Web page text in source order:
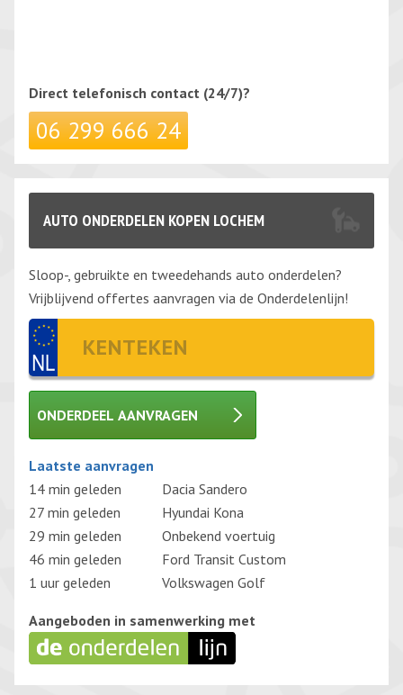
Direct telefonisch contact (24/7)?
06 299 666 24
AUTO ONDERDELEN KOPEN LOCHEM
Sloop-, gebruikte en tweedehands auto onderdelen?
Vrijblijvend offertes aanvragen via de Onderdelenlijn!
ONDERDEEL AANVRAGEN
Gelieve dit veld leeg te laten.
Laatste aanvragen
14 min geleden
Dacia Sandero
27 min geleden
Hyundai Kona
29 min geleden
Onbekend voertuig
46 min geleden
Ford Transit Custom
1 uur geleden
Volkswagen Golf
Aangeboden in samenwerking met